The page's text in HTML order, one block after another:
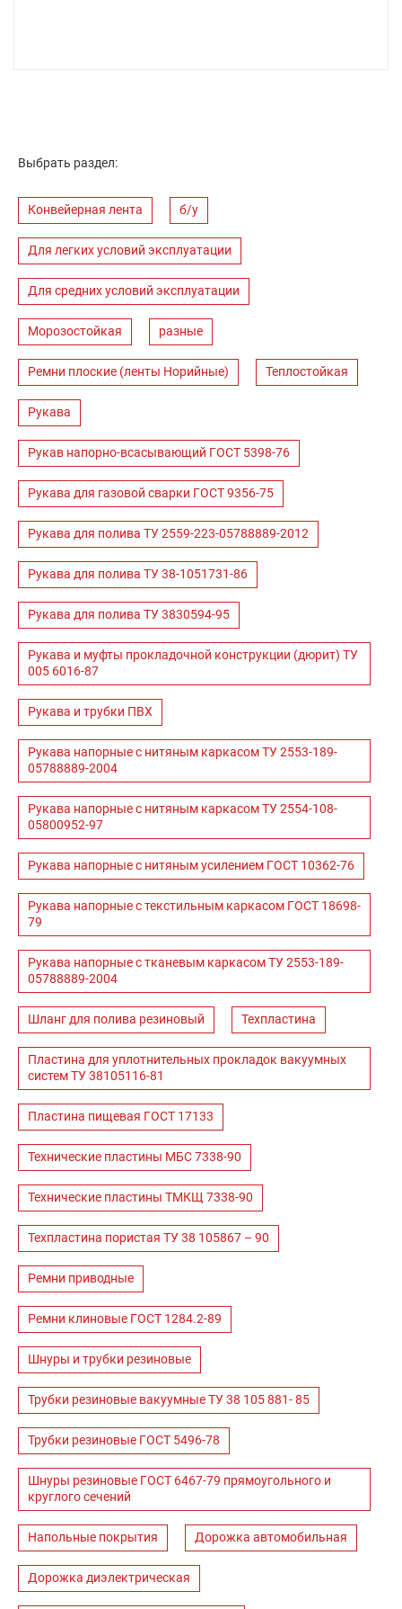
Выбрать раздел:
Конвейерная лента б/у
Для легких условий эксплуатации
Для средних условий эксплуатации
Морозостойкая разные
Ремни плоские (ленты Норийные) Теплостойкая
Рукава
Рукав напорно-всасывающий ГОСТ 5398-76
Рукава для газовой сварки ГОСТ 9356-75
Рукава для полива ТУ 2559-223-05788889-2012
Рукава для полива ТУ 38-1051731-86
Рукава для полива ТУ 3830594-95
Рукава и муфты прокладочной конструкции (дюрит) ТУ
005 6016-87
Рукава и трубки ПВХ
Рукава напорные с нитяным каркасом ТУ 2553-189-
05788889-2004
Рукава напорные с нитяным каркасом ТУ 2554-108-
05800952-97
Рукава напорные с нитяным усилением ГОСТ 10362-76
Рукава напорные с текстильным каркасом ГОСТ 18698-
79
Рукава напорные с тканевым каркасом ТУ 2553-189-
05788889-2004
Шланг для полива резиновый Техпластина
Пластина для уплотнительных прокладок вакуумных
систем ТУ 38105116-81
Пластина пищевая ГОСТ 17133
Технические пластины МБС 7338-90
Технические пластины ТМКЩ 7338-90
Техпластина пористая ТУ 38 105867 – 90
Ремни приводные
Ремни клиновые ГОСТ 1284.2-89
Шнуры и трубки резиновые
Трубки резиновые вакуумные ТУ 38 105 881- 85
Трубки резиновые ГОСТ 5496-78
Шнуры резиновые ГОСТ 6467-79 прямоугольного и
круглого сечений
Напольные покрытия Дорожка автомобильная
Дорожка диэлектрическая